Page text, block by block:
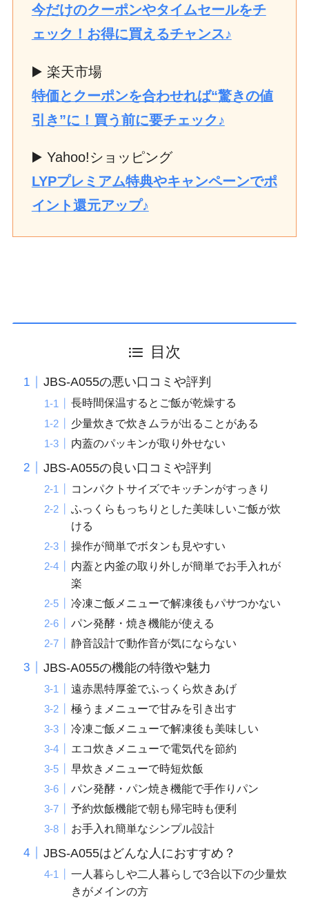
今だけのクーポンやタイムセールをチ
ェック！お得に買えるチャンス♪
▶️ 楽天市場
特価とクーポンを合わせれば“驚きの値
引き”に！買う前に要チェック♪
▶️ Yahoo!ショッピング
LYPプレミアム特典やキャンペーンでポ
イント還元アップ♪
目次
JBS-A055の悪い口コミや評判
長時間保温するとご飯が乾燥する
少量炊きで炊きムラが出ることがある
内蓋のパッキンが取り外せない
JBS-A055の良い口コミや評判
コンパクトサイズでキッチンがすっきり
ふっくらもっちりとした美味しいご飯が炊
ける
操作が簡単でボタンも見やすい
内蓋と内釜の取り外しが簡単でお手入れが
楽
冷凍ご飯メニューで解凍後もパサつかない
パン発酵・焼き機能が使える
静音設計で動作音が気にならない
JBS-A055の機能の特徴や魅力
遠赤黒特厚釜でふっくら炊きあげ
極うまメニューで甘みを引き出す
冷凍ご飯メニューで解凍後も美味しい
エコ炊きメニューで電気代を節約
早炊きメニューで時短炊飯
パン発酵・パン焼き機能で手作りパン
予約炊飯機能で朝も帰宅時も便利
お手入れ簡単なシンプル設計
JBS-A055はどんな人におすすめ？
一人暮らしや二人暮らしで3合以下の少量炊
きがメインの方